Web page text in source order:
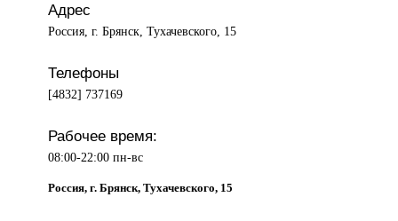
Адрес
Россия, г. Брянск, Тухачевского, 15
Телефоны
[4832] 737169
Рабочее время:
08:00-22:00 пн-вс
Россия, г. Брянск, Тухачевского, 15